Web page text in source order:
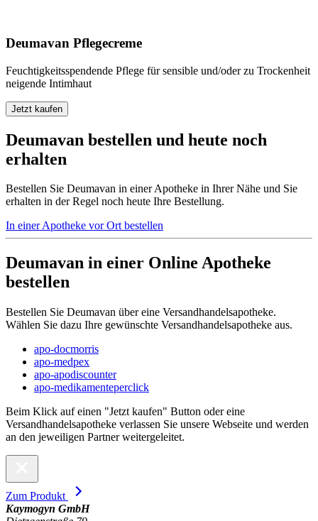
Deumavan Pflegecreme
Feuchtigkeitsspendende Pflege für sensible und/oder zu Trockenheit
neigende Intimhaut
Jetzt kaufen
Deumavan bestellen und heute noch
erhalten
Bestellen Sie Deumavan in einer Apotheke in Ihrer Nähe und Sie
erhalten in der Regel noch heute Ihre Bestellung.
In einer Apotheke vor Ort bestellen
Deumavan in einer Online Apotheke
bestellen
Bestellen Sie Deumavan über eine Versandhandelsapotheke.
Wählen Sie dazu Ihre gewünschte Versandhandelsapotheke aus.
apo-docmorris
apo-medpex
apo-apodiscounter
apo-medikamenteperclick
Beim Klick auf einen "Jetzt kaufen" Button oder eine
Versandhandelsapotheke verlassen Sie unsere Webseite und werden
an den jeweiligen Partner weitergeleitet.
Zum Produkt
Kaymogyn GmbH